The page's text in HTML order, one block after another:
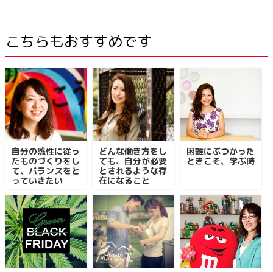
こちらもおすすめです
自分の感性に従っ
たものづくりをし
て、バランスをと
っていきたい
どんな働き方をし
ても、自分が必要
とされるような存
在になること
困難にぶつかった
ときこそ、学ぶ時